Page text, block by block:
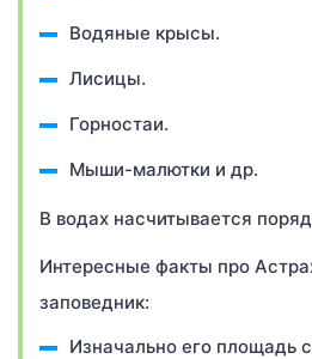
Водяные крысы.
Лисицы.
Горностаи.
Мыши-малютки и др.
В водах насчитывается
Интересные факты про
заповедник:
Изначально его площадь